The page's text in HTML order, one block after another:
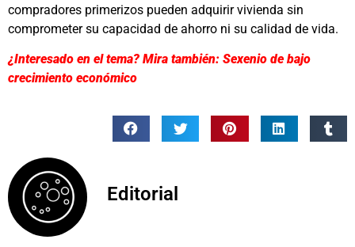
compradores primerizos pueden adquirir vivienda sin
comprometer su capacidad de ahorro ni su calidad de vida.
¿Interesado en el tema? Mira también: Sexenio de bajo
crecimiento económico
Editorial